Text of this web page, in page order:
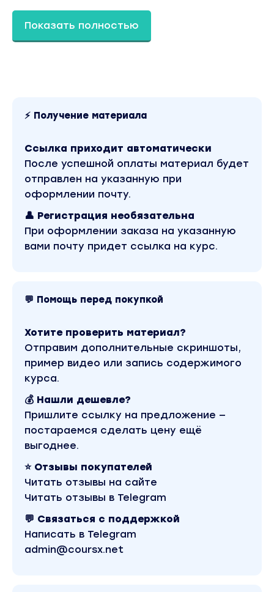
Показать полностью
⚡ Получение материала
Ссылка приходит автоматически
После успешной оплаты материал будет
отправлен на указанную при
оформлении почту.
👤 Регистрация необязательна
При оформлении заказа на указанную
вами почту придет ссылка на курс.
💬 Помощь перед покупкой
Хотите проверить материал?
Отправим дополнительные скриншоты,
пример видео или запись содержимого
курса.
💰 Нашли дешевле?
Пришлите ссылку на предложение —
постараемся сделать цену ещё
выгоднее.
⭐ Отзывы покупателей
Читать отзывы на сайте
Читать отзывы в Telegram
💬 Связаться с поддержкой
Написать в Telegram
admin@coursx.net